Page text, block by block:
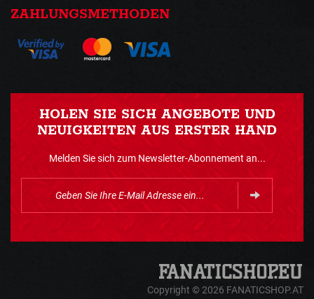
ZAHLUNGSMETHODEN
HOLEN SIE SICH ANGEBOTE UND
NEUIGKEITEN AUS ERSTER HAND
Melden Sie sich zum Newsletter-Abonnement an...
Copyright © 2026 FANATICSHOP.AT